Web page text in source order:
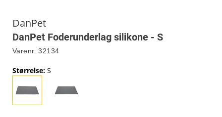
DanPet
DanPet Foderunderlag silikone - S
Varenr. 32134
Størrelse: S